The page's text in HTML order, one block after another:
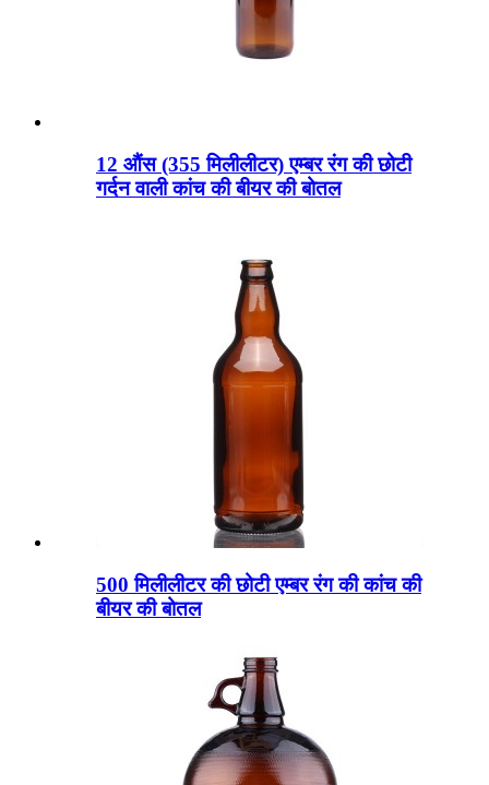
12 औंस (355 मिलीलीटर) एम्बर रंग की छोटी
गर्दन वाली कांच की बीयर की बोतल
500 मिलीलीटर की छोटी एम्बर रंग की कांच की
बीयर की बोतल